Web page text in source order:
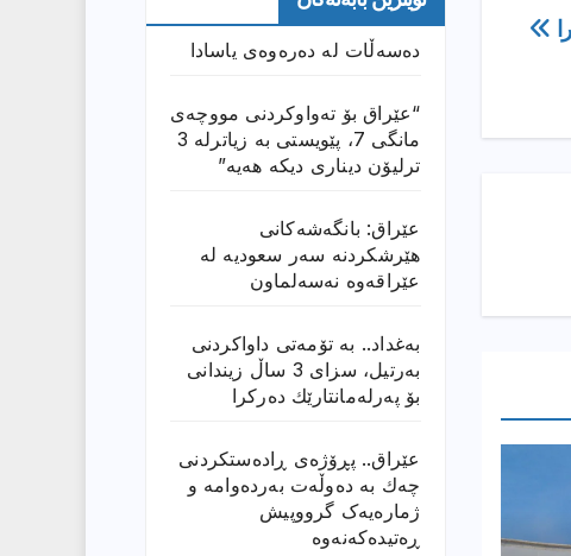
دەسەڵات لە دەرەوەی یاسادا
“عێراق بۆ تەواوکردنی مووچەی
مانگى 7، پێویستی بە زیاترلە 3
ترلیۆن دیناری دیکە هەیە”
عێراق: بانگەشەكانی
هێرشكردنە سەر سعودیە لە
عێراقەوە نەسەلماون
بەغداد.. بە تۆمەتی داواكردنی
بەرتیل، سزای 3 ساڵ زیندانی
بۆ پەرلەمانتارێك دەركرا
عێراق.. پڕۆژەی ڕادەستكردنی
چەك بە دەوڵەت بەردەوامە و
ژمارەیەک گرووپیش
ڕەتیدەکەنەوە